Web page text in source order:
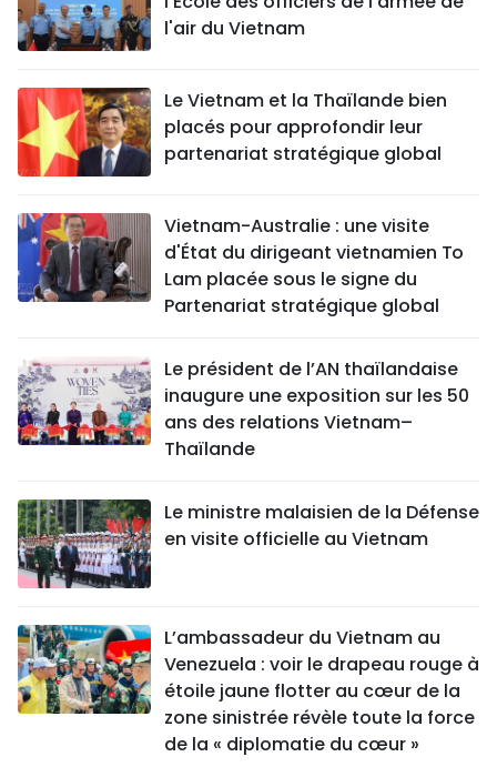
l'air du Vietnam
Le Vietnam et la Thaïlande bien
placés pour approfondir leur
partenariat stratégique global
Vietnam-Australie : une visite
d'État du dirigeant vietnamien To
Lam placée sous le signe du
Partenariat stratégique global
Le président de l’AN thaïlandaise
inaugure une exposition sur les 50
ans des relations Vietnam–
Thaïlande
Le ministre malaisien de la Défense
en visite officielle au Vietnam
L’ambassadeur du Vietnam au
Venezuela : voir le drapeau rouge à
étoile jaune flotter au cœur de la
zone sinistrée révèle toute la force
de la « diplomatie du cœur »